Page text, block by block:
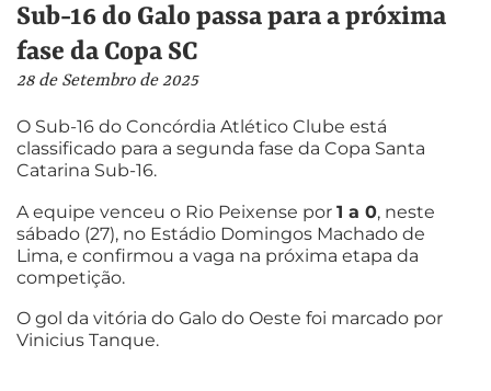
Sub-16 do Galo passa para a próxima
fase da Copa SC
28 de Setembro de 2025
O Sub-16 do Concórdia Atlético Clube está
classificado para a segunda fase da Copa Santa
Catarina Sub-16.
A equipe venceu o Rio Peixense por 1 a 0, neste
sábado (27), no Estádio Domingos Machado de
Lima, e confirmou a vaga na próxima etapa da
competição.
O gol da vitória do Galo do Oeste foi marcado por
Vinicius Tanque.